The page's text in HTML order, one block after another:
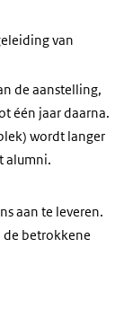
van
de aanstelling,
één jaar daarna.
wordt langer
alumni.
aan te leveren.
de betrokkene